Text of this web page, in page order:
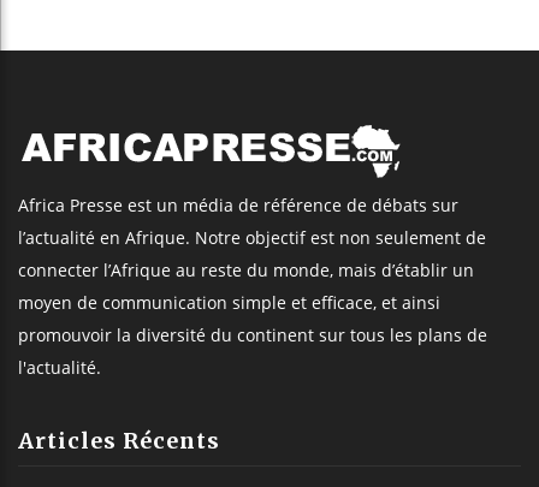
Africa Presse est un média de référence de débats sur
l’actualité en Afrique. Notre objectif est non seulement de
connecter l’Afrique au reste du monde, mais d’établir un
moyen de communication simple et efficace, et ainsi
promouvoir la diversité du continent sur tous les plans de
l'actualité.
Articles Récents